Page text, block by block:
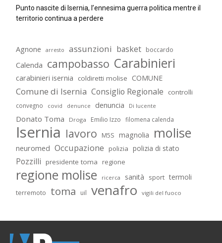
Punto nascite di Isernia, l’ennesima guerra politica mentre il
territorio continua a perdere
Agnone arresto assunzioni basket boccardo
Calenda campobasso Carabinieri
carabinieri isernia coldiretti molise COMUNE
Comune di Isernia Consiglio Regionale controlli
convegno covid denunce denuncia Di lucente
Donato Toma Droga Emilio Izzo filomena calenda
Isernia lavoro M5S magnolia molise
neuromed Occupazione polizia polizia di stato
Pozzilli presidente toma regione
regione molise ricerca sanità sport termoli
terremoto toma uil venafro vigili del fuoco